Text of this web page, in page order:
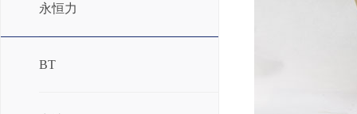
永恒力
BT